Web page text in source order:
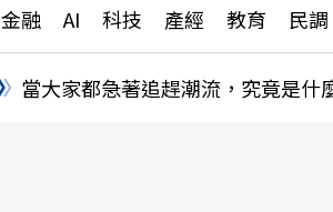
金融 AI 科技 產經 教育 民調
國際
縣市施政調查
民調
當大家都急著追趕潮流，究竟是什